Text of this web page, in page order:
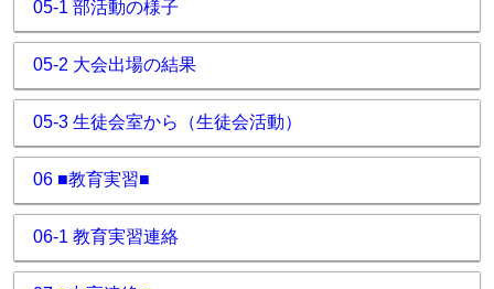
05-1 部活動の様子
05-2 大会出場の結果
05-3 生徒会室から（生徒会活動）
06 ■教育実習■
06-1 教育実習連絡